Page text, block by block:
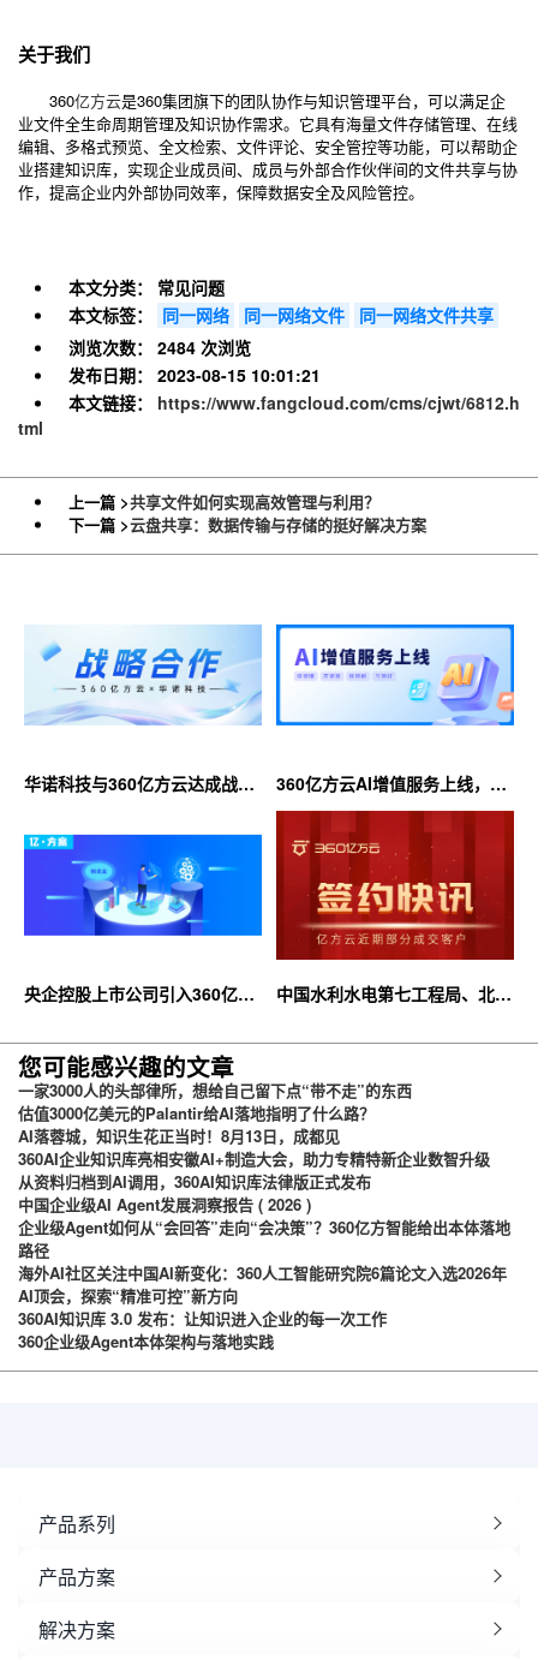
关于我们
360亿方云是360集团旗下的团队协作与知识管理平台，可以满足企
业文件全生命周期管理及知识协作需求。它具有海量文件存储管理、在线
编辑、多格式预览、全文检索、文件评论、安全管控等功能，可以帮助企
业搭建知识库，实现企业成员间、成员与外部合作伙伴间的文件共享与协
作，提高企业内外部协同效率，保障数据安全及风险管控。
本文分类：
常见问题
本文标签：
同一网络 同一网络文件
同一网络文件共享
浏览次数：
2484 次浏览
发布日期：
2023-08-15 10:01:21
本文链接：
https://www.fangcloud.com/cms/cjwt/6812.h
tml
上一篇 >共享文件如何实现高效管理与利用？
下一篇 >云盘共享：数据传输与存储的挺好解决方案
华诺科技与360亿方云达成战略
360亿方云AI增值服务上线，超
大限时优惠等你来！
央企控股上市公司引入360亿方
台
中国水利水电第七工程局、北京
您可能感兴趣的文章
一家3000人的头部律所，想给自己留下点“带不走”的东西
估值3000亿美元的Palantir给AI落地指明了什么路？
AI落蓉城，知识生花正当时！8月13日，成都见
360AI企业知识库亮相安徽AI+制造大会，助力专精特新企业数智升级
从资料归档到AI调用，360AI知识库法律版正式发布
中国企业级AI Agent发展洞察报告 ( 2026 )
企业级Agent如何从“会回答”走向“会决策”？360亿方智能给出本体落地
路径
海外AI社区关注中国AI新变化：360人工智能研究院6篇论文入选2026年
AI顶会，探索“精准可控”新方向
360AI知识库 3.0 发布：让知识进入企业的每一次工作
360企业级Agent本体架构与落地实践
产品系列
产品方案
解决方案